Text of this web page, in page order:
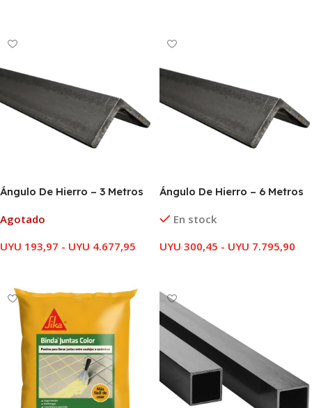
Ángulo De Hierro – 3 Metros
Agotado
UYU 193,97 - UYU 4.677,95
Ángulo De Hierro – 6 Metros
En stock
UYU 300,45 - UYU 7.795,90